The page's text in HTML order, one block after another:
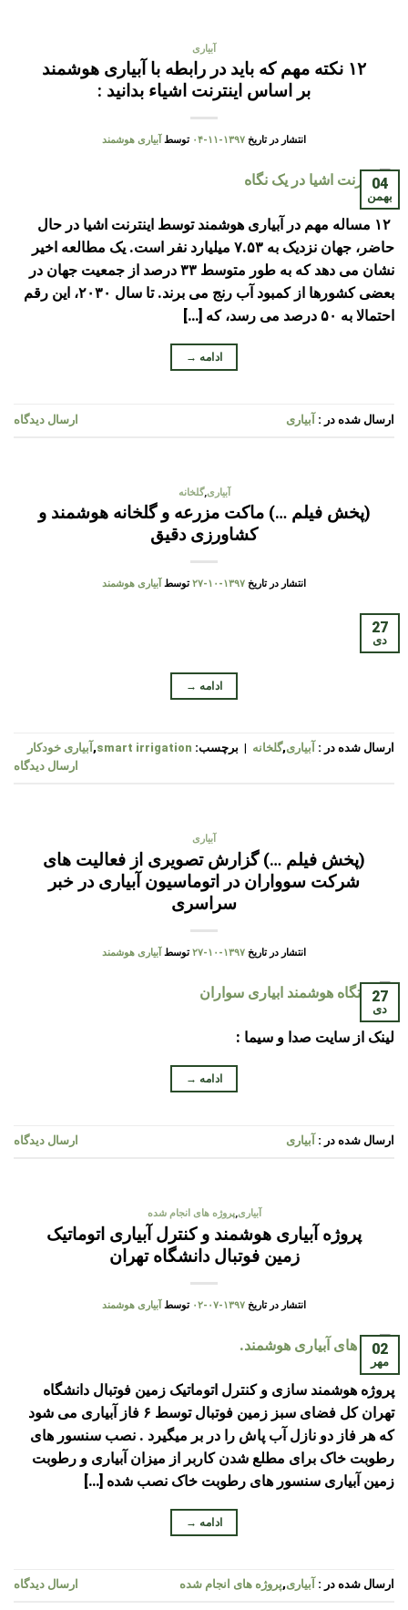
آبیاری
۱۲ نکته مهم که باید در رابطه با آبیاری هوشمند
بر اساس اینترنت اشیاء بدانید :
انتشار در تاریخ ۱۳۹۷-۱۱-۰۴ توسط آبیاری هوشمند
04
بهمن
۱۲ مساله مهم در آبیاری هوشمند توسط اینترنت اشیا در حال
حاضر، جهان نزدیک به ۷.۵۳ میلیارد نفر است. یک مطالعه اخیر
نشان می دهد که به طور متوسط ​​۳۳ درصد از جمعیت جهان در
بعضی کشورها از کمبود آب رنج می برند. تا سال ۲۰۳۰، این رقم
احتمالا به ۵۰ درصد می رسد، که […]
ادامه →
ارسال شده در : آبیاری ارسال دیدگاه
آبیاری ,گلخانه
(پخش فیلم …) ماکت مزرعه و گلخانه هوشمند و
کشاورزی دقیق
انتشار در تاریخ ۱۳۹۷-۱۰-۲۷ توسط آبیاری هوشمند
27
دی
ادامه →
ارسال شده در : آبیاری,گلخانه | برچسب: smart irrigation
, آبیاری خودکار
ارسال دیدگاه
آبیاری
(پخش فیلم …) گزارش تصویری از فعالیت های
شرکت سوواران در اتوماسیون آبیاری در خبر
سراسری
انتشار در تاریخ ۱۳۹۷-۱۰-۲۷ توسط آبیاری هوشمند
27
دی
لینک از سایت صدا و سیما :
ادامه →
ارسال شده در : آبیاری ارسال دیدگاه
آبیاری,پروژه های انجام شده
پروژه آبیاری هوشمند و کنترل آبیاری اتوماتیک
زمین فوتبال دانشگاه تهران
انتشار در تاریخ ۱۳۹۷-۰۷-۰۲ توسط آبیاری هوشمند
02
مهر
پروژه هوشمند سازی و کنترل اتوماتیک زمین فوتبال دانشگاه
تهران کل فضای سبز زمین فوتبال توسط ۶ فاز آبیاری می شود
که هر فاز دو نازل آب پاش را در بر میگیرد . نصب سنسور های
رطوبت خاک برای مطلع شدن کاربر از میزان آبیاری و رطوبت
زمین آبیاری سنسور های رطوبت خاک نصب شده […]
ادامه →
ارسال شده در : آبیاری,پروژه های انجام شده ارسال دیدگاه